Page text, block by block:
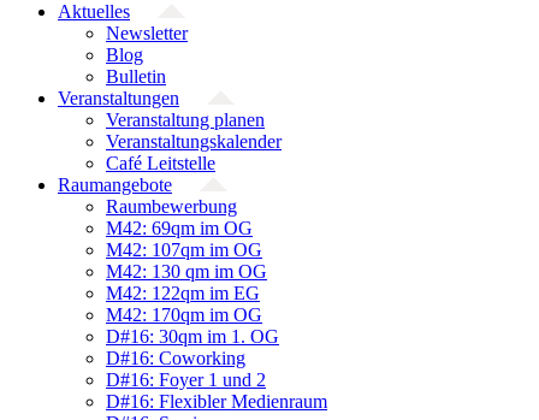
Aktuelles
Newsletter
Blog
Bulletin
Veranstaltungen
Veranstaltung planen
Veranstaltungskalender
Café Leitstelle
Raumangebote
Raumbewerbung
M42: 69qm im OG
M42: 107qm im OG
M42: 130 qm im OG
M42: 122qm im EG
M42: 170qm im OG
D#16: 30qm im 1. OG
D#16: Coworking
D#16: Foyer 1 und 2
D#16: Flexibler Medienraum